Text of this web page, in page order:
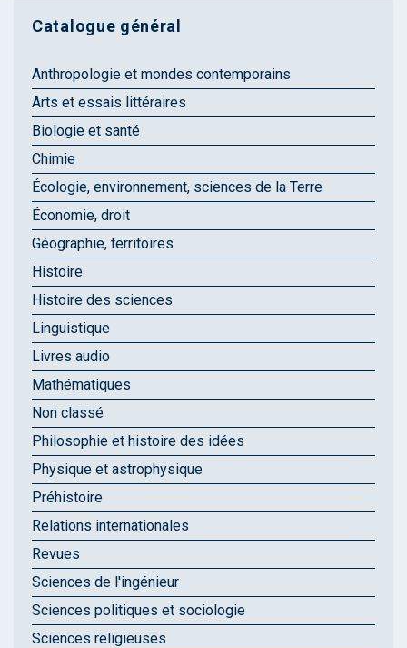
Catalogue général
Anthropologie et mondes contemporains
Arts et essais littéraires
Biologie et santé
Chimie
Écologie, environnement, sciences de la Terre
Économie, droit
Géographie, territoires
Histoire
Histoire des sciences
Linguistique
Livres audio
Mathématiques
Non classé
Philosophie et histoire des idées
Physique et astrophysique
Préhistoire
Relations internationales
Revues
Sciences de l'ingénieur
Sciences politiques et sociologie
Sciences religieuses